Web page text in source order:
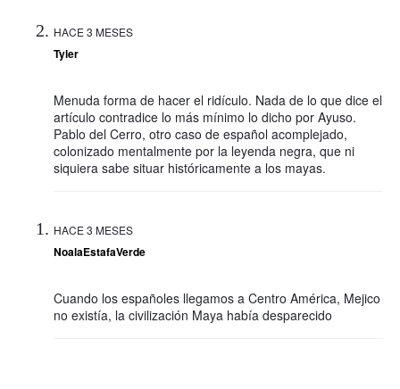
HACE 3 MESES
Tyler
Menuda forma de hacer el ridículo. Nada de lo que dice el
artículo contradice lo más mínimo lo dicho por Ayuso.
Pablo del Cerro, otro caso de español acomplejado,
colonizado mentalmente por la leyenda negra, que ni
siquiera sabe situar históricamente a los mayas.
HACE 3 MESES
NoalaEstafaVerde
Cuando los españoles llegamos a Centro América, Mejico
no existía, la civilización Maya había desparecido